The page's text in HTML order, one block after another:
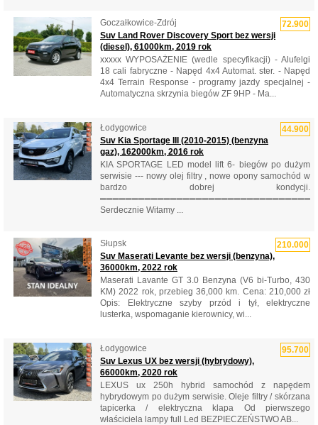
72.900
Goczałkowice-Zdrój
Suv Land Rover Discovery Sport bez wersji
(diesel), 61000km, 2019 rok
xxxxx WYPOSAŻENIE (wedle specyfikacji) - Alufelgi
18 cali fabryczne - Napęd 4x4 Automat. ster. - Napęd
4x4 Terrain Response - programy jazdy specjalnej -
Automatyczna skrzynia biegów ZF 9HP - Ma...
44.900
Łodygowice
Suv Kia Sportage III (2010-2015) (benzyna
gaz), 162000km, 2016 rok
KIA SPORTAGE LED model lift 6- biegów po dużym
serwisie --- nowy olej filtry , nowe opony samochód w
bardzo dobrej kondycji.
Serdecznie Witamy ...
210.000
Słupsk
Suv Maserati Levante bez wersji (benzyna),
36000km, 2022 rok
Maserati Lavante GT 3.0 Benzyna (V6 bi-Turbo, 430
KM) 2022 rok, przebieg 36,000 km. Cena: 210,000 zł
Opis: Elektryczne szyby przód i tył, elektryczne
lusterka, wspomaganie kierownicy, wi...
95.700
Łodygowice
Suv Lexus UX bez wersji (hybrydowy),
66000km, 2020 rok
LEXUS ux 250h hybrid samochód z napędem
hybrydowym po dużym serwisie. Oleje filtry / skórzana
tapicerka / elektryczna klapa Od pierwszego
właściciela lampy full Led BEZPIECZEŃSTWO AB...